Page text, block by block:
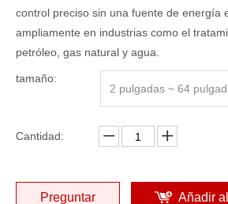
control preciso sin una fuente de energía
ampliamente en industrias como el
petróleo, gas natural y agua.
tamaño:
2 pulgadas ~ 64
Cantidad:
Preguntar Añadir